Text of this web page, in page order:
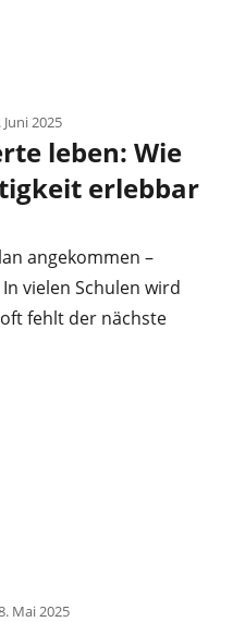
Juni 2025
leben: Wie
erlebbar
angekommen –
vielen Schulen wird
fehlt der nächste
Mai 2025